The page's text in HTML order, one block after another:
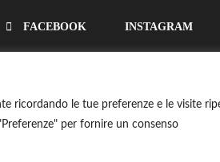
ricordando le tue preferenze e le visite
per fornire un consenso
FACEBOOK INSTAGRAM
Privacy Policy • Cookie Policy •